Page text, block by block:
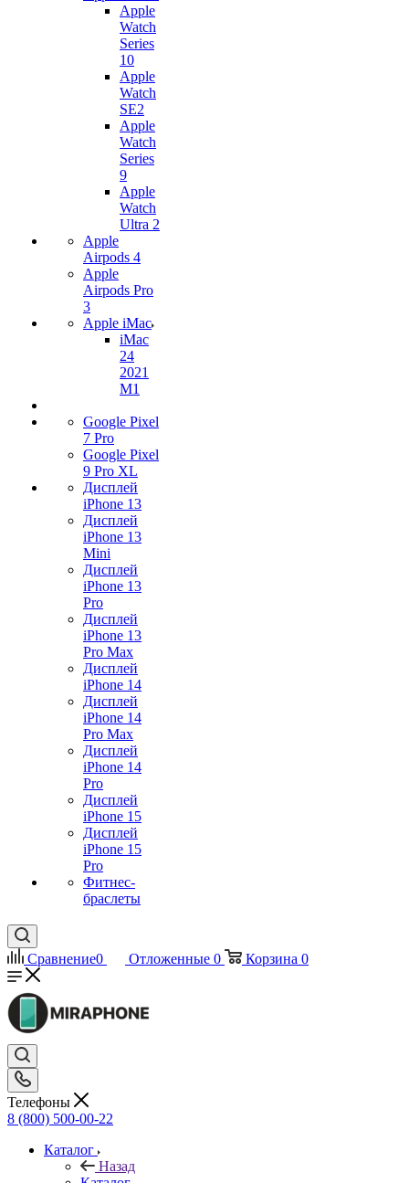
Apple
Watch
Series
10
Apple
Watch
SE2
Apple
Watch
Series
9
Apple
Watch
Ultra 2
Apple
Airpods 4
Apple
Airpods Pro
3
Apple iMac
iMac
24
2021
M1
Google Pixel
7 Pro
Google Pixel
9 Pro XL
Дисплей
iPhone 13
Дисплей
iPhone 13
Mini
Дисплей
iPhone 13
Pro
Дисплей
iPhone 13
Pro Max
Дисплей
iPhone 14
Дисплей
iPhone 14
Pro Max
Дисплей
iPhone 14
Pro
Дисплей
iPhone 15
Дисплей
iPhone 15
Pro
Фитнес-
браслеты
Сравнение0 Отложенные 0 Корзина 0
Телефоны
8 (800) 500-00-22
Каталог
Назад